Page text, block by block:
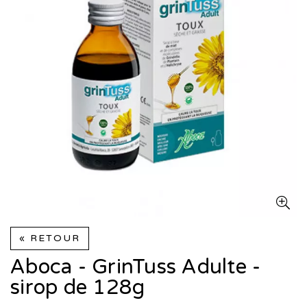
« RETOUR
Aboca - GrinTuss Adulte -
sirop de 128g